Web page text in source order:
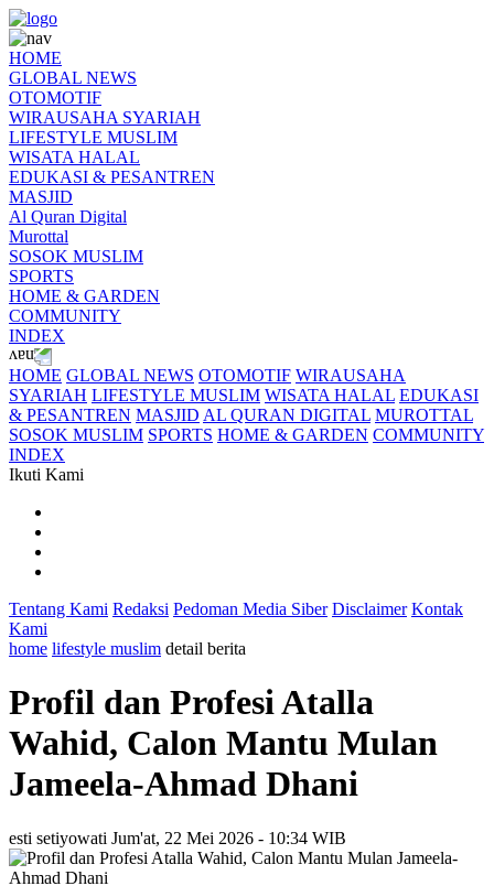
HOME
GLOBAL NEWS
OTOMOTIF
WIRAUSAHA SYARIAH
LIFESTYLE MUSLIM
WISATA HALAL
EDUKASI & PESANTREN
MASJID
Al Quran Digital
Murottal
SOSOK MUSLIM
SPORTS
HOME & GARDEN
COMMUNITY
INDEX
HOME GLOBAL NEWS OTOMOTIF WIRAUSAHA
SYARIAH LIFESTYLE MUSLIM WISATA HALAL EDUKASI
& PESANTREN MASJID AL QURAN DIGITAL MUROTTAL
SOSOK MUSLIM SPORTS HOME & GARDEN COMMUNITY
INDEX
Ikuti Kami
Tentang Kami Redaksi Pedoman Media Siber Disclaimer Kontak
Kami
home lifestyle muslim detail berita
Profil dan Profesi Atalla
Wahid, Calon Mantu Mulan
Jameela-Ahmad Dhani
esti setiyowati Jum'at, 22 Mei 2026 - 10:34 WIB